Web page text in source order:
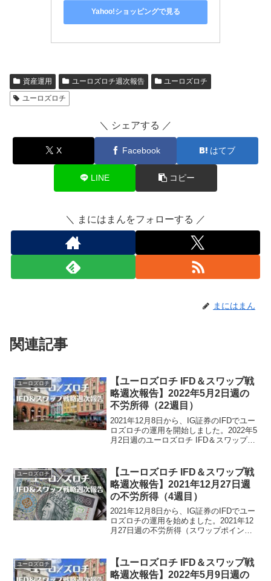
Yahoo!ショッピングで見る
資産運用 ユーロズロチ週次報告
ユーロズロチ
ユーロズロチ
＼ シェアする ／
X Facebook はてブ
LINE コピー
＼ まにはまんをフォローする ／
まにはまん
関連記事
ユーロズロチ
【ユーロズロチ IFD＆スワップ戦
略週次報告】2022年5月2日週の
不労所得（22週目）
2021年12月8日から、IG証券のIFDでユー
ロズロチの運用を開始しました。2022年5
月2日週のユーロズロチ IFD＆スワップ戦
目）・スワップ累計43,898円...
ユーロズロチ
【ユーロズロチ IFD＆スワップ戦
略週次報告】2021年12月27日週
の不労所得（4週目）
2021年12月8日から、IG証券のIFDでユー
ロズロチの運用を始めました。2021年12
月27日週の不労所得（スワップポイン
4円です。ユーロズロチ運用実績（4週...
ユーロズロチ
【ユーロズロチ IFD＆スワップ戦
略週次報告】2022年5月9日週の